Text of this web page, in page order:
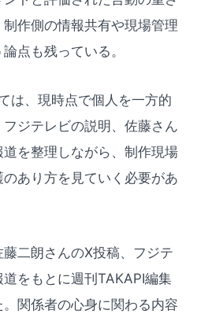
作側の情報共有や現場管理
点も残っている。
は、現時点で個人を一方的
ジテレビの説明、佐藤さん
を整理しながら、制作現場
あり方を見ていく必要があ
二朗さんのX投稿、フジテ
をもとに週刊TAKAPI編集
関係者の心身に関わる内容